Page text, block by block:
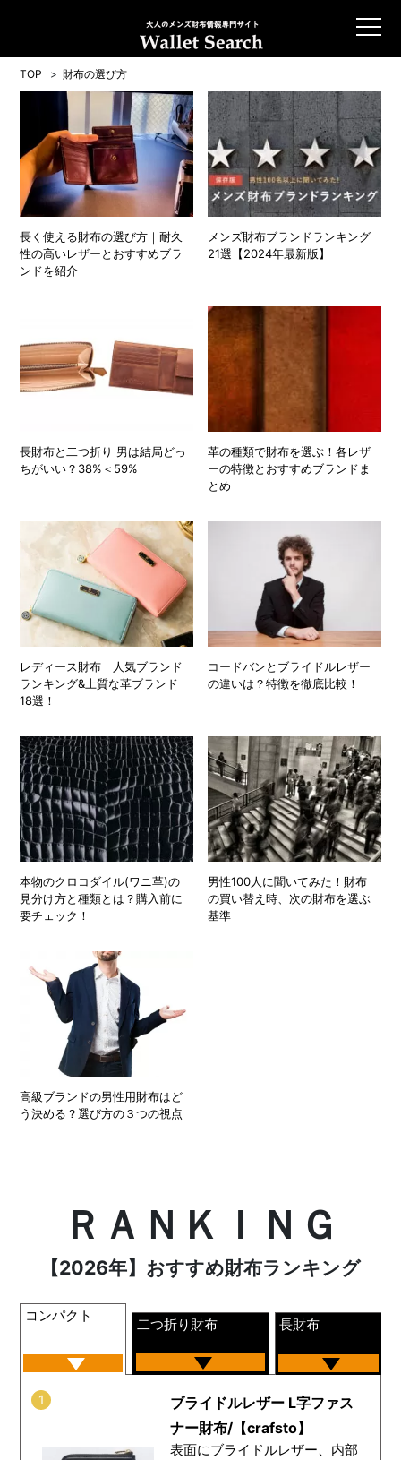
TOP 財布の選び方
長く使える財布の選び方｜耐久
性の高いレザーとおすすめブラ
ンドを紹介
メンズ財布ブランドランキング
21選【2024年最新版】
長財布と二つ折り 男は結局どっ
ちがいい？38%＜59%
革の種類で財布を選ぶ！各レザ
ーの特徴とおすすめブランドま
とめ
レディース財布｜人気ブランド
ランキング&上質な革ブランド
18選！
コードバンとブライドルレザー
の違いは？特徴を徹底比較！
本物のクロコダイル(ワニ革)の
見分け方と種類とは？購入前に
要チェック！
男性100人に聞いてみた！財布
の買い替え時、次の財布を選ぶ
基準
高級ブランドの男性用財布はど
う決める？選び方の３つの視点
ＲＡＮＫＩＮＧ
【2026年】おすすめ財布ランキング
コンパクト
二つ折り財布 長財布
1
ブライドルレザー L字ファス
ナー財布/【crafsto】
表面にブライドルレザー、内部